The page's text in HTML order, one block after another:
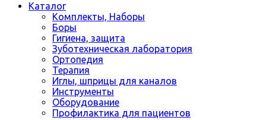
Каталог
Комплекты, Наборы
Боры
Гигиена, защита
Зуботехническая лаборатория
Ортопедия
Терапия
Иглы, шприцы для каналов
Инструменты
Оборудование
Профилактика для пациентов